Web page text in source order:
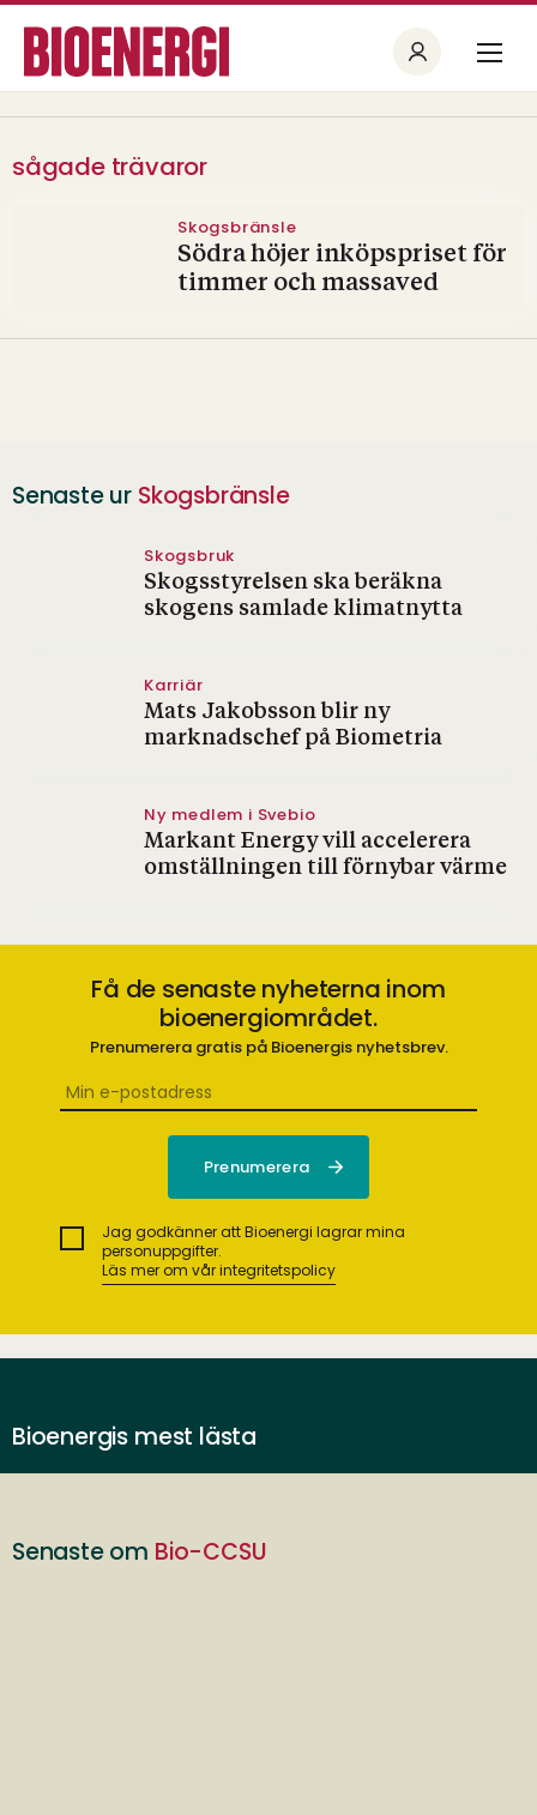
sågade trävaror
Skogsbränsle
Södra höjer inköpspriset för
timmer och massaved
Senaste ur Skogsbränsle
Skogsbruk
Skogsstyrelsen ska beräkna
skogens samlade klimatnytta
Karriär
Mats Jakobsson blir ny
marknadschef på Biometria
Ny medlem i Svebio
Markant Energy vill accelerera
omställningen till förnybar värme
Få de senaste nyheterna inom
bioenergiområdet.
Prenumerera gratis på Bioenergis nyhetsbrev.
Jag godkänner att Bioenergi lagrar mina
personuppgifter.
Läs mer om vår integritetspolicy
Bioenergis mest lästa
Senaste om Bio-CCSU